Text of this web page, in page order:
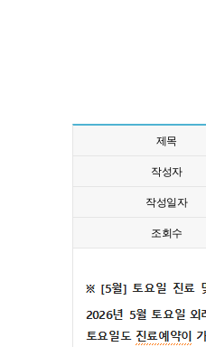
제목
작성자
작성일자
조회수